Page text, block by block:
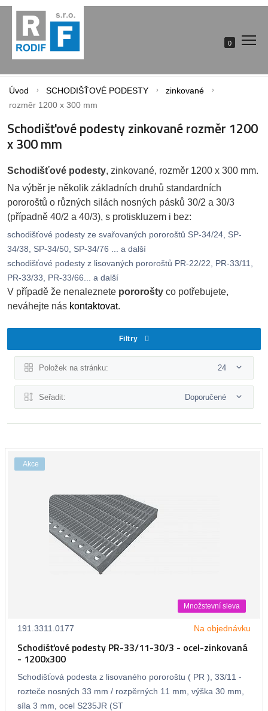
0
Úvod SCHODIŠŤOVÉ PODESTY
zinkované
rozměr 1200 x 300 mm
Schodišťové podesty zinkované rozměr 1200
x 300 mm
Schodišťové podesty, zinkované, rozměr 1200 x 300 mm.
Na výběr je několik základních druhů standardních
pororoštů o různých silách nosných pásků 30/2 a 30/3
(případně 40/2 a 40/3), s protiskluzem i bez:
schodišťové podesty ze svařovaných pororoštů SP-34/24, SP-
34/38, SP-34/50, SP-34/76 ... a další
schodišťové podesty z lisovaných pororoštů PR-22/22, PR-33/11,
PR-33/33, PR-33/66... a další
V případě že nenaleznete pororošty co potřebujete,
neváhejte nás kontaktovat.
Filtry
Položek na stránku: 24
Seřadit: Doporučené
Akce
Množstevní sleva
191.3311.0177 Na objednávku
Schodišťové podesty PR-33/11-30/3 - ocel-zinkovaná
- 1200x300
Schodišťová podesta z lisovaného pororoštu ( PR ), 33/11 -
rozteče nosných 33 mm / rozpěrných 11 mm, výška 30 mm,
síla 3 mm, ocel S235JR (ST